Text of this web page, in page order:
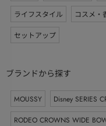
ライフスタイル
コスメ・
セットアップ
ブランドから探す
MOUSSY Disney SERIES
RODEO CROWNS WIDE